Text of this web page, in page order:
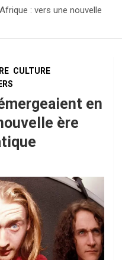
: vers une nouvelle
CULTURE
en
ère